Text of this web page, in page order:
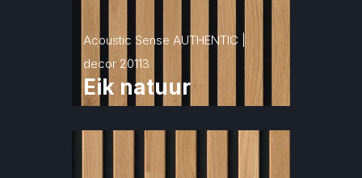
Acoustic Sense AUTHENTIC |
decor 20113
Eik natuur